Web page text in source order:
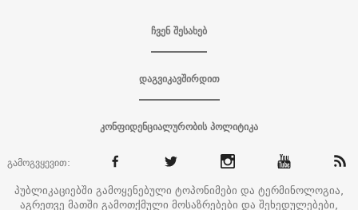
ჩვენ შესახებ
დაგვიკავშირდით
კონფიდენციალურობის პოლიტიკა
გამოგვყევით:
პუბლიკაციებში გამოყენებული ტოპონიმები და ტერმინოლოგია,
აგრეთვე მათში გამოთქმული მოსაზრებები და შეხედულებები,